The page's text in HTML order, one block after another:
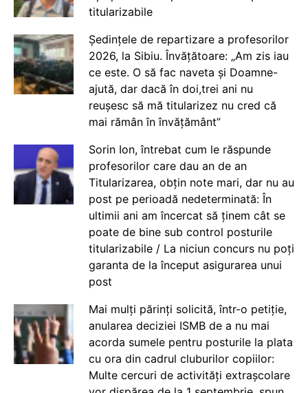
titularizabile
Ședințele de repartizare a profesorilor
2026, la Sibiu. Învățătoare: „Am zis iau
ce este. O să fac naveta și Doamne-
ajută, dar dacă în doi,trei ani nu
reușesc să mă titularizez nu cred că
mai rămân în învățământ”
Sorin Ion, întrebat cum le răspunde
profesorilor care dau an de an
Titularizarea, obțin note mari, dar nu au
post pe perioadă nedeterminată: În
ultimii ani am încercat să ținem cât se
poate de bine sub control posturile
titularizabile / La niciun concurs nu poți
garanta de la început asigurarea unui
post
Mai mulți părinți solicită, într-o petiție,
anularea deciziei ISMB de a nu mai
acorda sumele pentru posturile la plata
cu ora din cadrul cluburilor copiilor:
Multe cercuri de activități extrașcolare